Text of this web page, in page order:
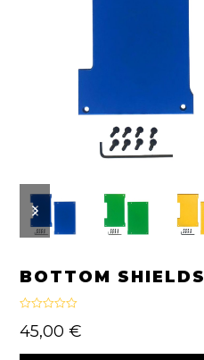
previous
slide
next
slide
BOTTOM SHIELDS
out of 5
45,00€